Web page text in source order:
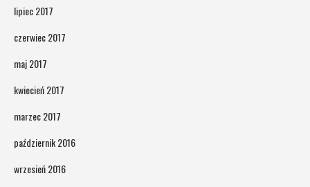
lipiec 2017
czerwiec 2017
maj 2017
kwiecień 2017
marzec 2017
październik 2016
wrzesień 2016